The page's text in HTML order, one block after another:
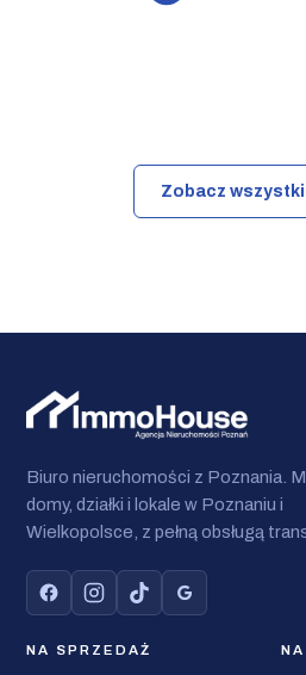
Zobacz
Biuro nieruchomości z Poznania.
domy, działki i lokale w Poznaniu i
Wielkopolsce, z pełną obsługą
NA SPRZEDAŻ